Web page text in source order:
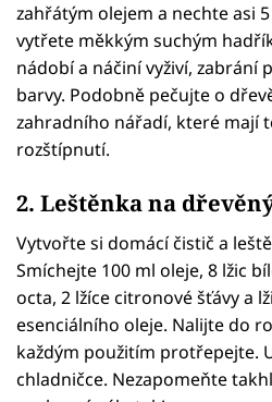
zahřátým olejem a nechte asi
vytřete měkkým suchým
nádobí a náčiní vyživí, zabrání
barvy. Podobně pečujte o
zahradního nářadí, které mají
rozštípnutí.
2. Leštěnka na
Vytvořte si domácí čistič a
Smíchejte 100 ml oleje, 8 lžic
octa, 2 lžíce citronové šťávy a
esenciálního oleje. Nalijte do
každým použitím protřepejte.
chladničce. Nezapomeňte